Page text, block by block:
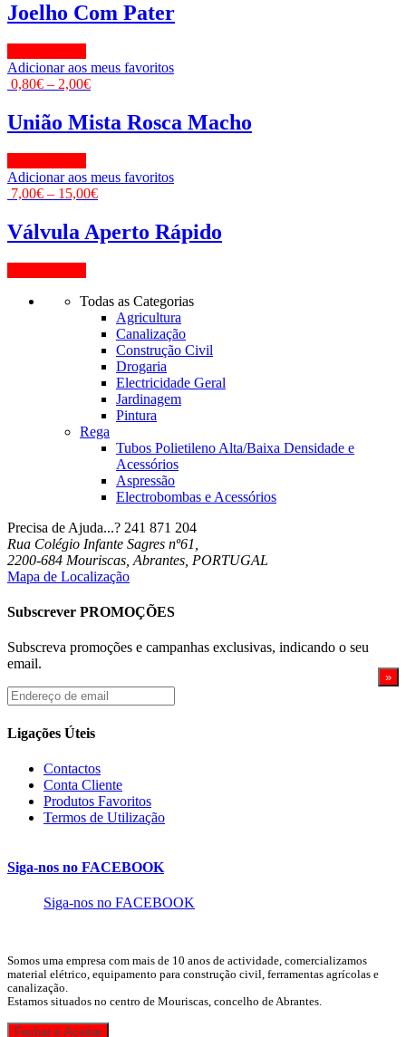
Joelho Com Pater
Adicionar aos meus favoritos
0,80€ – 2,00€
União Mista Rosca Macho
Adicionar aos meus favoritos
7,00€ – 15,00€
Válvula Aperto Rápido
Todas as Categorias
Agricultura
Canalização
Construção Civil
Drogaria
Electricidade Geral
Jardinagem
Pintura
Rega
Tubos Polietileno Alta/Baixa Densidade e
Acessórios
Aspressão
Electrobombas e Acessórios
Precisa de Ajuda...? 241 871 204
Rua Colégio Infante Sagres nº61,
2200-684 Mouriscas, Abrantes, PORTUGAL
Mapa de Localização
Subscrever PROMOÇÕES
Subscreva promoções e campanhas exclusivas, indicando o seu
email.
Endereço
de
email
Ligações Úteis
Contactos
Conta Cliente
Produtos Favoritos
Termos de Utilização
Siga-nos no FACEBOOK
Siga-nos no FACEBOOK
Somos uma empresa com mais de 10 anos de actividade, comercializamos
material elétrico, equipamento para construção civil, ferramentas agrícolas e
canalização.
Estamos situados no centro de Mouriscas, concelho de Abrantes.